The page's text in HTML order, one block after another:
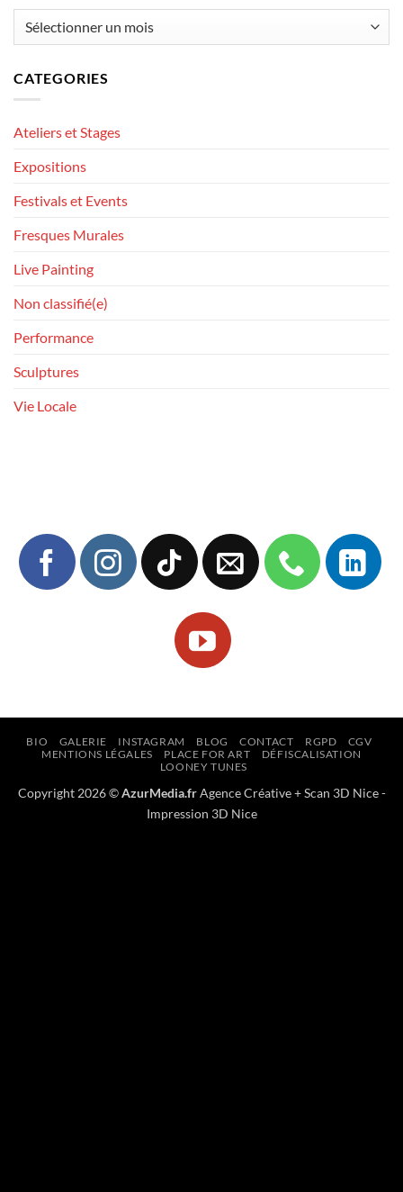
CATEGORIES
Ateliers et Stages
Expositions
Festivals et Events
Fresques Murales
Live Painting
Non classifié(e)
Performance
Sculptures
Vie Locale
BIO GALERIE INSTAGRAM BLOG CONTACT RGPD
CGV
MENTIONS LÉGALES
PLACE FOR ART
DÉFISCALISATION
LOONEY TUNES
Copyright 2026 ©AzurMedia.fr Agence Créative+Scan 3D Nice-
Impression 3D Nice